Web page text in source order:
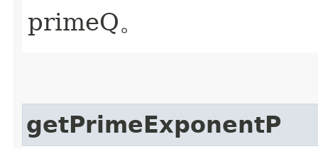
primeQ。
getPrimeExponentP